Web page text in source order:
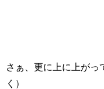
さぁ、更に上に上がっ
く）